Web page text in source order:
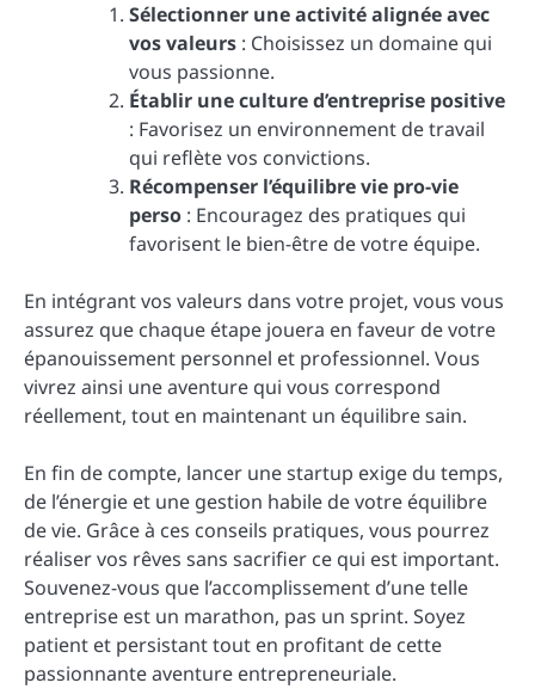
Sélectionner une activité alignée avec
vos valeurs : Choisissez un domaine qui
vous passionne.
Établir une culture d’entreprise positive
: Favorisez un environnement de travail
qui reflète vos convictions.
Récompenser l’équilibre vie pro-vie
perso : Encouragez des pratiques qui
favorisent le bien-être de votre équipe.
En intégrant vos valeurs dans votre projet, vous vous
assurez que chaque étape jouera en faveur de votre
épanouissement personnel et professionnel. Vous
vivrez ainsi une aventure qui vous correspond
réellement, tout en maintenant un équilibre sain.
En fin de compte, lancer une startup exige du temps,
de l’énergie et une gestion habile de votre équilibre
de vie. Grâce à ces conseils pratiques, vous pourrez
réaliser vos rêves sans sacrifier ce qui est important.
Souvenez-vous que l’accomplissement d’une telle
entreprise est un marathon, pas un sprint. Soyez
patient et persistant tout en profitant de cette
passionnante aventure entrepreneuriale.